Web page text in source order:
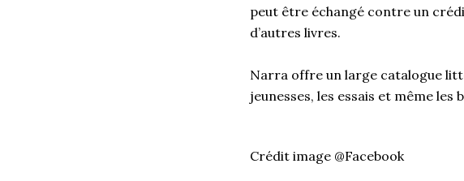
peut être échangé contre un
d’autres livres.
Narra offre un large catalogue
jeunesses, les essais et même
Crédit image @Facebook